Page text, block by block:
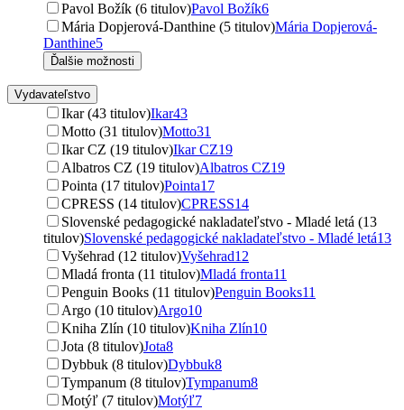
Pavol Božík (6 titulov)Pavol Božík6
Mária Dopjerová-Danthine (5 titulov)Mária Dopjerová-
Danthine5
Ďalšie možnosti
Vydavateľstvo
Ikar (43 titulov)Ikar43
Motto (31 titulov)Motto31
Ikar CZ (19 titulov)Ikar CZ19
Albatros CZ (19 titulov)Albatros CZ19
Pointa (17 titulov)Pointa17
CPRESS (14 titulov)CPRESS14
Slovenské pedagogické nakladateľstvo - Mladé letá (13
titulov)Slovenské pedagogické nakladateľstvo - Mladé letá13
Vyšehrad (12 titulov)Vyšehrad12
Mladá fronta (11 titulov)Mladá fronta11
Penguin Books (11 titulov)Penguin Books11
Argo (10 titulov)Argo10
Kniha Zlín (10 titulov)Kniha Zlín10
Jota (8 titulov)Jota8
Dybbuk (8 titulov)Dybbuk8
Tympanum (8 titulov)Tympanum8
Motýľ (7 titulov)Motýľ7